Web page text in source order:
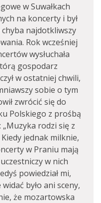
w Suwałkach
na koncerty i był
najdotkliwszy
Rok wcześniej
wysłuchała
gospodarz
w ostatniej chwili,
sobie o tym
zwrócić się do
Polskiego z prośbą
„Muzyka rodzi się z
jednak milknie,
w Praniu mają
w nich
powiedział mi,
było ani sceny,
że mozartowska